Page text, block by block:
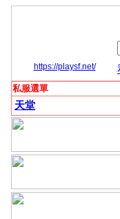
https://playsf.net/
私服選單
天堂